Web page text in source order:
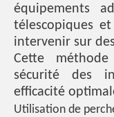
équipements
télescopiques
intervenir sur
Cette
sécurité des
efficacité
Utilisation de